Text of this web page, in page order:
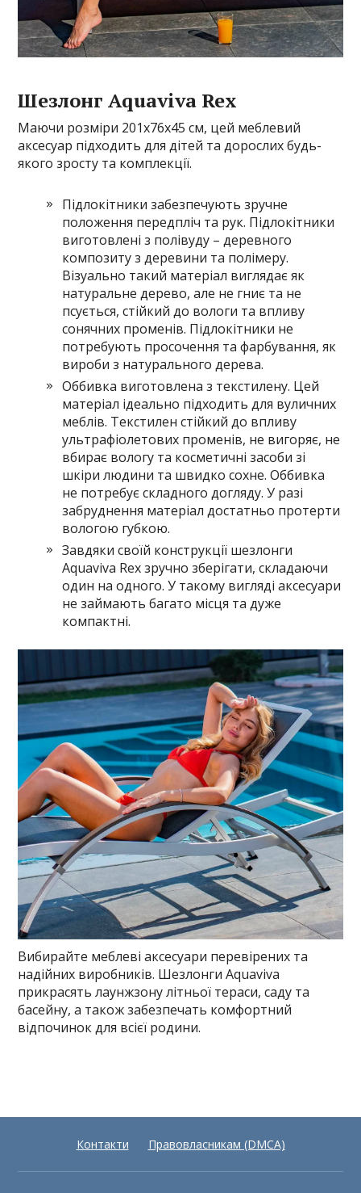
Шезлонг Aquaviva Rex
Маючи розміри 201х76х45 см, цей меблевий
аксесуар підходить для дітей та дорослих будь-
якого зросту та комплекції.
Підлокітники забезпечують зручне
положення передпліч та рук. Підлокітники
виготовлені з полівуду – деревного
композиту з деревини та полімеру.
Візуально такий матеріал виглядає як
натуральне дерево, але не гниє та не
псується, стійкий до вологи та впливу
сонячних променів. Підлокітники не
потребують просочення та фарбування, як
вироби з натурального дерева.
Оббивка виготовлена ​​з текстилену. Цей
матеріал ідеально підходить для вуличних
меблів. Текстилен стійкий до впливу
ультрафіолетових променів, не вигоряє, не
вбирає вологу та косметичні засоби зі
шкіри людини та швидко сохне. Оббивка
не потребує складного догляду. У разі
забруднення матеріал достатньо протерти
вологою губкою.
Завдяки своїй конструкції шезлонги
Aquaviva Rex зручно зберігати, складаючи
один на одного. У такому вигляді аксесуари
не займають багато місця та дуже
компактні.
Вибирайте меблеві аксесуари перевірених та
надійних виробників. Шезлонги Aquaviva
прикрасять лаунжзону літньої тераси, саду та
басейну, а також забезпечать комфортний
відпочинок для всієї родини.
Контакти Правовласникам (DMCA)